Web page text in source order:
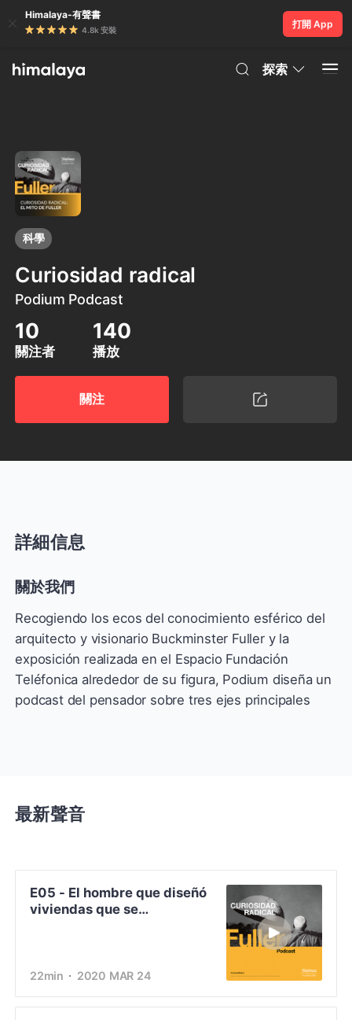
Himalaya-有聲書
4.8k 安裝
打開 App
探索
科學
Curiosidad radical
Podium Podcast
10
關注者
140
播放
關注
詳細信息
關於我們
Recogiendo los ecos del conocimiento esférico del
arquitecto y visionario Buckminster Fuller y la
exposición realizada en el Espacio Fundación
Teléfonica alrededor de su figura, Podium diseña un
podcast del pensador sobre tres ejes principales
最新聲音
E05 - El hombre que diseñó
viviendas que se
22min 2020 MAR 24